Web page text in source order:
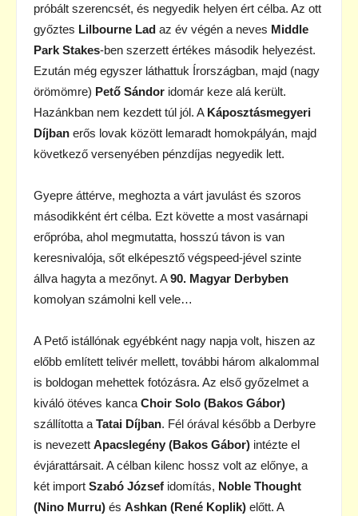
próbált szerencsét, és negyedik helyen ért célba. Az ott
győztes Lilbourne Lad az év végén a neves Middle
Park Stakes-ben szerzett értékes második helyezést.
Ezután még egyszer láthattuk Írországban, majd (nagy
örömömre) Pető Sándor idomár keze alá került.
Hazánkban nem kezdett túl jól. A Káposztásmegyeri
Díjban erős lovak között lemaradt homokpályán, majd
következő versenyében pénzdíjas negyedik lett.
Gyepre áttérve, meghozta a várt javulást és szoros
másodikként ért célba. Ezt követte a most vasárnapi
erőpróba, ahol megmutatta, hosszú távon is van
keresnivalója, sőt elképesztő végspeed-jével szinte
állva hagyta a mezőnyt. A90. Magyar Derbyben
komolyan számolni kell vele…
A Pető istállónak egyébként nagy napja volt, hiszen az
előbb említett telivér mellett, további három alkalommal
is boldogan mehettek fotózásra. Az első győzelmet a
kiváló ötéves kanca Choir Solo (Bakos Gábor)
szállította a Tatai Díjban. Fél órával később a Derbyre
is nevezett Apacslegény (Bakos Gábor) intézte el
évjárattársait. A célban kilenc hossz volt az előnye, a
két import Szabó József idomítás, Noble Thought
(Nino Murru) és Ashkan (René Koplik) előtt. A